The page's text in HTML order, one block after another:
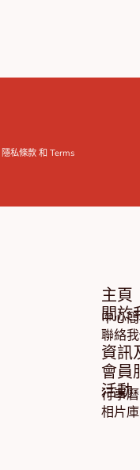
隱私條款 和Terms
主頁
關於
中心
聯絡
資訊
會員
活動
行事曆
相片庫